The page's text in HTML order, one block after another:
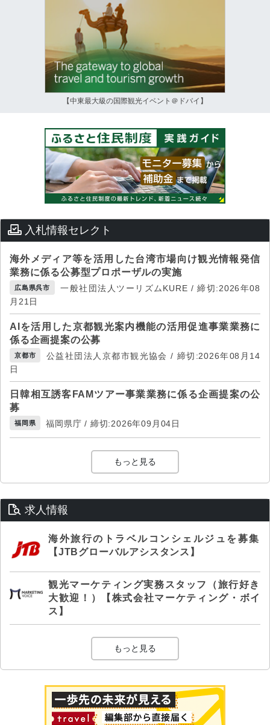
【中東最大級の国際観光イベント＠ドバイ】
入札情報セレクト
海外メディア等を活用した台湾市場向け観光情報発信
業務に係る公募型プロポーザルの実施
広島県呉市
一般社団法人ツーリズムKURE / 締切:2026年08
月21日
AIを活用した京都観光案内機能の活用促進事業業務に
係る企画提案の公募
京都市
公益社団法人京都市観光協会 / 締切:2026年08月14
日
日韓相互誘客FAMツアー事業業務に係る企画提案の公
募
福岡県 福岡県庁 / 締切:2026年09月04日
もっと見る
求人情報
海外旅行のトラベルコンシェルジュを募集
【JTBグローバルアシスタンス】
観光マーケティング実務スタッフ（旅行好き
大歓迎！）【株式会社マーケティング・ボイ
ス】
もっと見る